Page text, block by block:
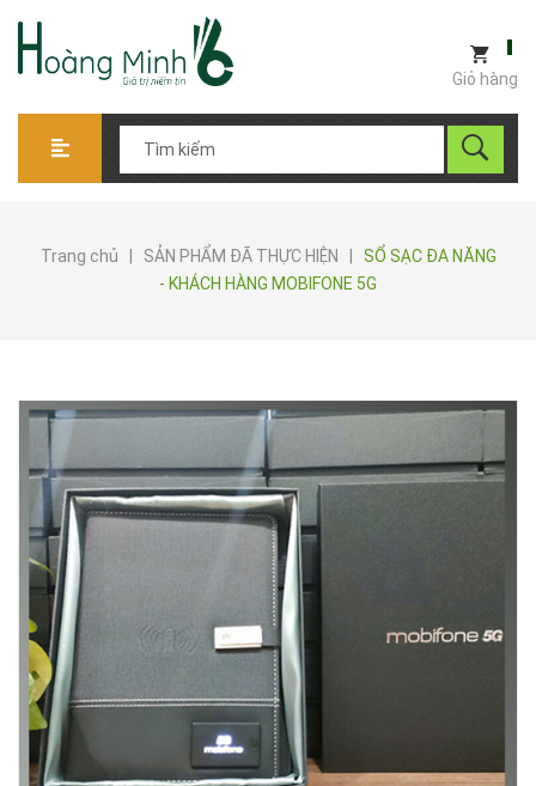
Giỏ hàng
Trang chủ SẢN PHẨM ĐÃ THỰC HIỆN
SỔ SẠC ĐA NĂNG
- KHÁCH HÀNG MOBIFONE 5G